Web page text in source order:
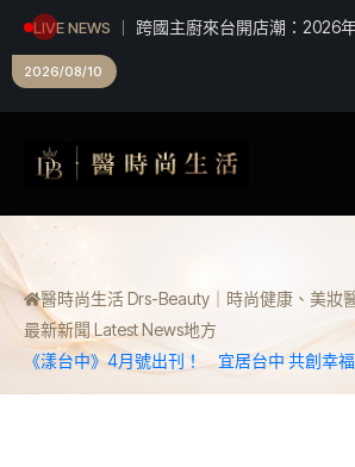
LIVE NEWS
從未見過的異國料理
2026/08/10
醫時尚生活 Drs-Beauty｜時尚健康、美妝
最新新聞 Latest News地方
《漾台中》4月號出刊！ 宜居台中 共創幸